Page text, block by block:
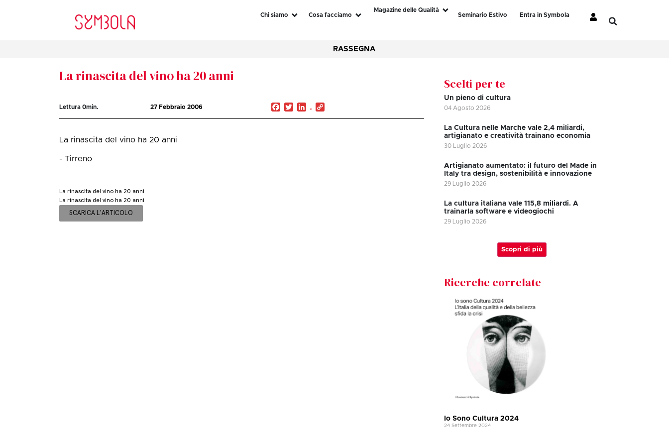
Chi siamo Cosa facciamo
Magazine delle Qualità
Seminario Estivo
Entra in Symbola
RASSEGNA
La rinascita del vino ha 20 anni
Lettura0min. 27 Febbraio 2006 Facebook
TwitterLinkedIn
La rinascita del vino ha 20 anni
- Tirreno
La rinascita del vino ha 20 anni
La rinascita del vino ha 20 anni
SCARICA L'ARTICOLO
Scelti per te
Un pieno di cultura
04 Agosto 2026
La Cultura nelle Marche vale 2,4 miliardi,
artigianato e creatività trainano economia
30 Luglio 2026
Artigianato aumentato: il futuro del Made in
Italy tra design, sostenibilità e innovazione
29 Luglio 2026
La cultura italiana vale 115,8 miliardi. A
trainarla software e videogiochi
29 Luglio 2026
Scopri di più
Ricerche correlate
Io Sono Cultura 2024
24 Settembre 2024